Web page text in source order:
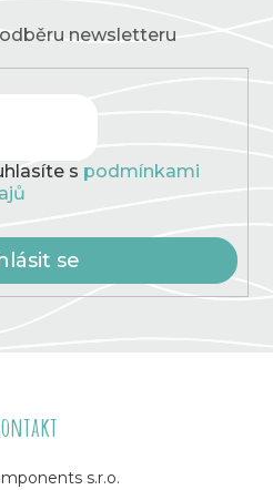
newsletteru
s podmínkami
se
s.r.o.